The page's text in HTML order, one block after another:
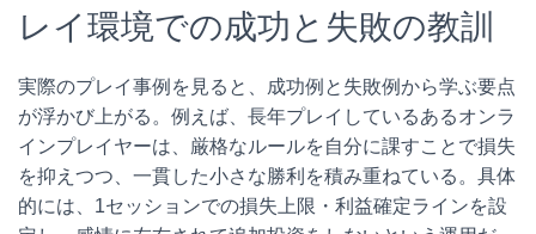
レイ環境での成功と失敗の教訓
実際のプレイ事例を見ると、成功例と失敗例から学ぶ要点
が浮かび上がる。例えば、長年プレイしているあるオンラ
インプレイヤーは、厳格なルールを自分に課すことで損失
を抑えつつ、一貫した小さな勝利を積み重ねている。具体
的には、1セッションでの損失上限・利益確定ラインを設